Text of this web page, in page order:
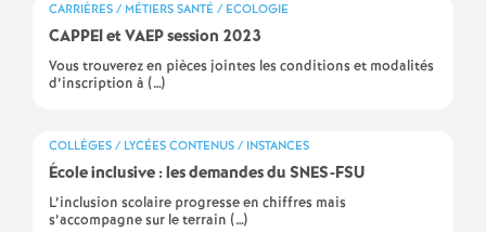
c
n
CARRIÈRES / MÉTIERS SANTÉ / ECOLOGIE
CAPPEI et VAEP session 2023
Vous trouverez en pièces jointes les conditions et modalités
d’inscription à (…)
COLLÈGES / LYCÉES CONTENUS / INSTANCES
École inclusive : les demandes du SNES-FSU
L’inclusion scolaire progresse en chiffres mais
s’accompagne sur le terrain (…)